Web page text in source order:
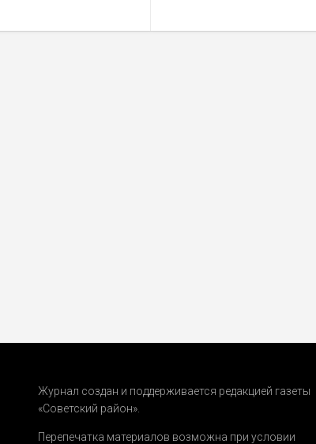
Журнал создан и поддерживается редакцией газеты
«Советский район».
Перепечатка материалов возможна при условии